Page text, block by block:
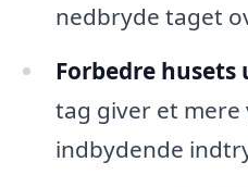
nedbryde taget
Forbedre husets
tag giver et mere
indbydende